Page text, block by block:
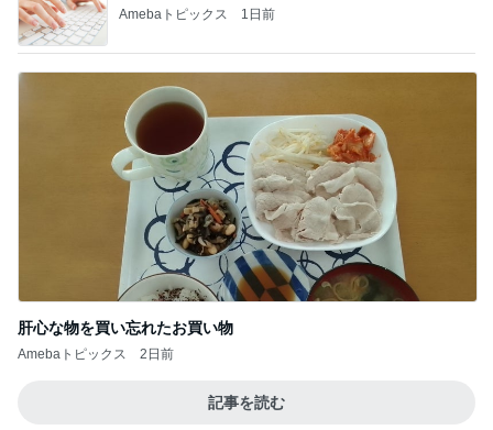
Amebaトピックス 1日前
肝心な物を買い忘れたお買い物
Amebaトピックス 2日前
記事を読む